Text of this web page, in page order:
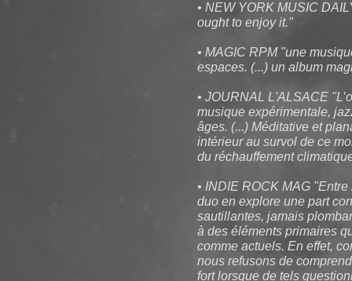
• NEW YORK MUSIC
ought to enjoy it."
• MAGIC RPM "une
espaces. (...) un album
• JOURNAL L'ALSACE
musique expérimentale,
âges. (...) Méditative et
intérieur au survol de ce
du réchauffement
• INDIE ROCK MAG
duo en explore une part
sautillantes, jamais
à des éléments primaires
comme actuels. En effet,
nous refusons de
fort lorsque de tels